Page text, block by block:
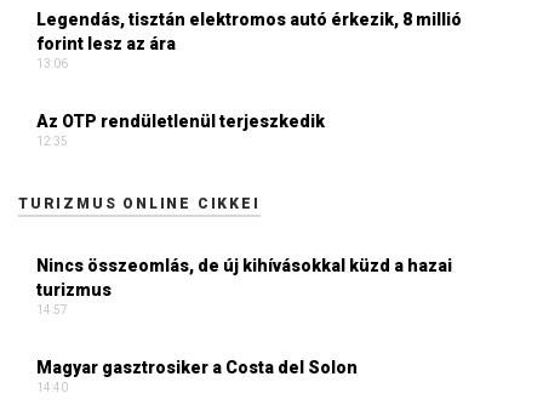
Legendás, tisztán elektromos autó érkezik, 8 millió
forint lesz az ára
13:06
Az OTP rendületlenül terjeszkedik
12:35
TURIZMUS ONLINE CIKKEI
Nincs összeomlás, de új kihívásokkal küzd a hazai
turizmus
14:57
Magyar gasztrosiker a Costa del Solon
14:40